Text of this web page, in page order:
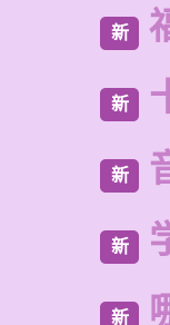
新
新
新
新
新